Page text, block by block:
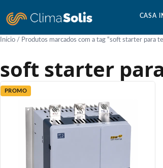
CASA
Início / Produtos marcados com a tag “soft starter para
soft starter
PROMO